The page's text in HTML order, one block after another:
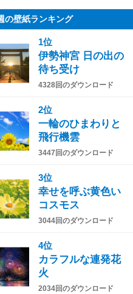
の壁紙ランキング
1位
伊勢神宮 日の出の
待ち受け
4328回のダウンロード
2位
一輪のひまわりと
飛行機雲
3447回のダウンロード
3位
幸せを呼ぶ黄色い
コスモス
3044回のダウンロード
4位
カラフルな連発花
火
2034回のダウンロード